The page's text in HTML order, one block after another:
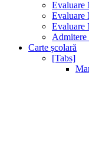
Evaluare
Evaluare
Evaluare
Carte şcolară
[Tabs]